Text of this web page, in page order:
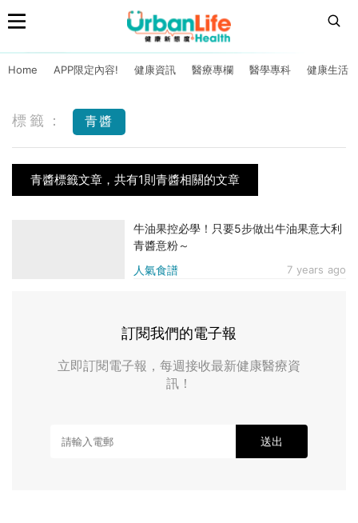
Home APP限定內容! 健康資訊 醫療專欄 醫學專科 健康生活
標籤： 青醬
青醬標籤文章，共有1則青醬相關的文章
人氣食譜 7 years ago
牛油果控必學！只要5步做出牛油果意大利
青醬意粉～
訂閱我們的電子報
立即訂閱電子報，每週接收最新健康醫療資
訊！
送出